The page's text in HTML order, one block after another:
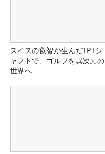
スイスの叡智が生んだTPTシ
ャフトで、ゴルフを異次元の
世界へ